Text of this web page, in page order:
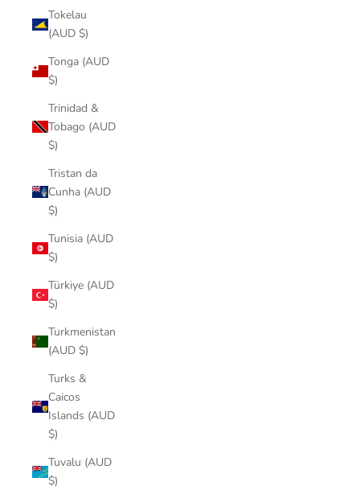
Tokelau
(AUD $)
Tonga (AUD
$)
Trinidad &
Tobago (AUD
$)
Tristan da
Cunha (AUD
$)
Tunisia (AUD
$)
Türkiye (AUD
$)
Turkmenistan
(AUD $)
Turks &
Caicos
Islands (AUD
$)
Tuvalu (AUD
$)